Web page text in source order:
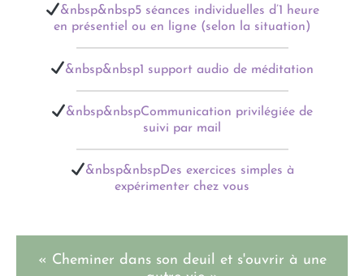
&nbsp&nbsp5 séances individuelles d’1 heure
en présentiel ou en ligne (selon la situation)
&nbsp&nbsp1 support audio de méditation
&nbsp&nbspCommunication privilégiée de
suivi par mail
&nbsp&nbspDes exercices simples à
expérimenter chez vous
« Cheminer dans son deuil et s'ouvrir à une